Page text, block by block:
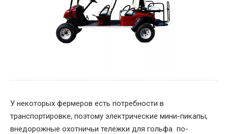
У некоторых фермеров есть потребности в
транспортировке, поэтому электрические мини-пикапы,
внедорожные охотничьи тележки для гольфа по-